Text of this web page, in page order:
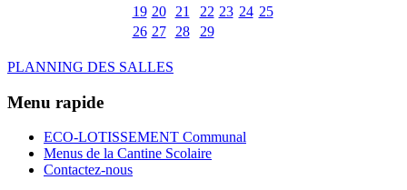
19 20 21 22 23 24 25
26 27 28 29
PLANNING DES SALLES
Menu rapide
ECO-LOTISSEMENT Communal
Menus de la Cantine Scolaire
Contactez-nous